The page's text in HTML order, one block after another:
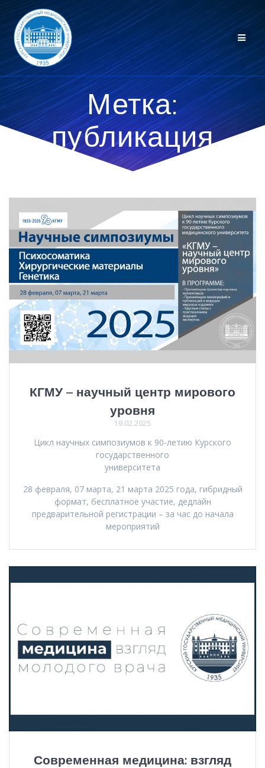
Перейти
к
контенту
Метка:
публикация
КГМУ – научный центр мирового
уровня
19.02.2025
Цикл научных симпозиумов к 90-летию Курского
государственного
университета
28 февраля, 07 марта, 21 марта 2025 года, гибридный
формат, бесплатное участие, дедлайн
предварительной регистрации – за час до начала
мероприятий
Современная медицина: взгляд